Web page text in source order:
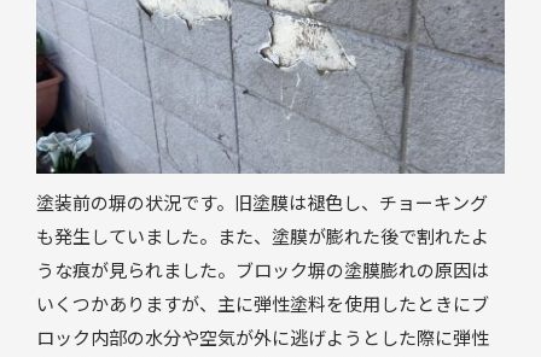
塗装前の塀の状況です。旧塗膜は褪色し、チョーキング
も発生していました。また、塗膜が膨れた後で割れたよ
うな痕が見られました。ブロック塀の塗膜膨れの原因は
いくつかありますが、主に弾性塗料を使用したときにブ
ロック内部の水分や空気が外に逃げようとした際に弾性